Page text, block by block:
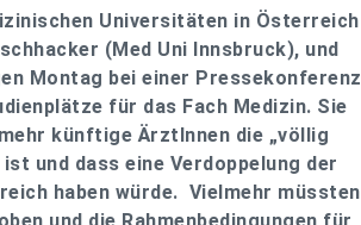
Universitäten in Österreich
(Med Uni Innsbruck), und
Montag bei einer Pressekonferenz
für das Fach Medizin. Sie
künftige ÄrztInnen die „völlig
und dass eine Verdoppelung der
haben würde. Vielmehr müssten